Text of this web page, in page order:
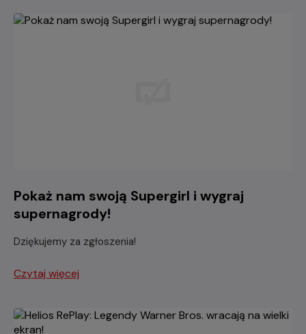
Pokaż nam swoją Supergirl i wygraj
supernagrody!
Dziękujemy za zgłoszenia!
Czytaj więcej